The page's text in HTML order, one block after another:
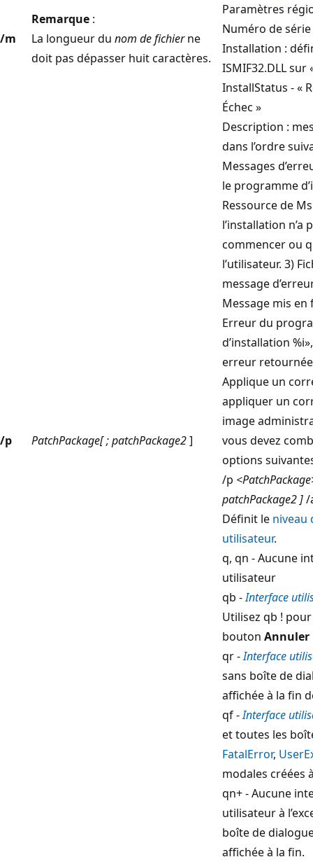
/m
Remarque :
La longueur du nom de fichierne
doit pas dépasser huit caractères.
Paramètres
Numéro de
Installation :
ISMIF32.DLL sur
InstallStatus - «
Échec »
Description :
dans l’ordre
Messages
le programme
Ressource de
l’installation n’a
commencer ou
l’utilisateur. 3)
message
Message mis en
Erreur du
d’installation
erreur
/p PatchPackage[ ; patchPackage2]
Applique un
appliquer un
image
vous devez
options
/p
patchPackage2 ]/
Définit le niveau
utilisateur.
q, qn - Aucune
utilisateur
qb -Interface
Utilisez qb !
bouton Annuler
qr -Interface
sans boîte de
affichée à la fin
qf -Interface
et toutes les
FatalError,
modales créées
qn+ - Aucune
utilisateur à
boîte de
affichée à la fin.